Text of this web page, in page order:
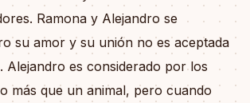
Ramona y Alejandro se
su amor y su unión no es aceptada
Alejandro es considerado por los
más que un animal, pero cuando